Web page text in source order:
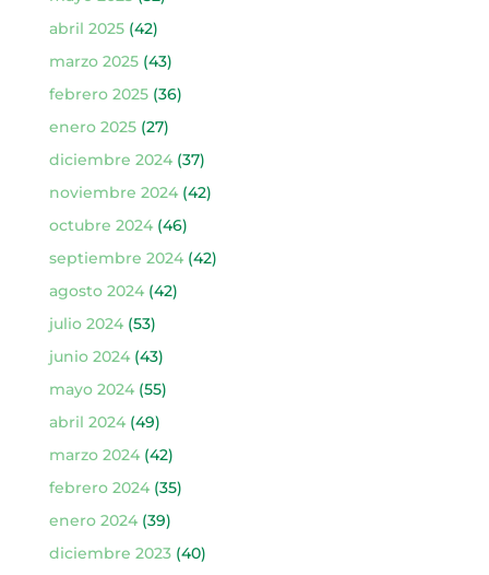
abril 2025(42)
marzo 2025(43)
febrero 2025(36)
enero 2025(27)
diciembre 2024(37)
noviembre 2024(42)
octubre 2024(46)
septiembre 2024(42)
agosto 2024(42)
julio 2024(53)
junio 2024(43)
mayo 2024(55)
abril 2024(49)
marzo 2024(42)
febrero 2024(35)
enero 2024(39)
diciembre 2023(40)